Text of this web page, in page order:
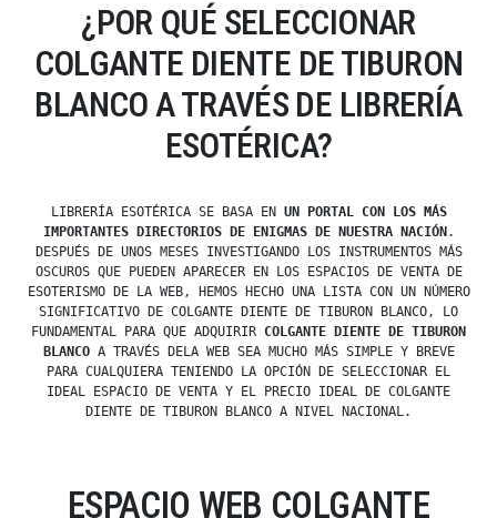
¿POR QUÉ SELECCIONAR
COLGANTE DIENTE DE TIBURON
BLANCO A TRAVÉS DE LIBRERÍA
ESOTÉRICA?
LIBRERÍA ESOTÉRICA SE BASA EN UN PORTAL CON LOS MÁS
IMPORTANTES DIRECTORIOS DE ENIGMAS DE NUESTRA NACIÓN.
DESPUÉS DE UNOS MESES INVESTIGANDO LOS INSTRUMENTOS MÁS
OSCUROS QUE PUEDEN APARECER EN LOS ESPACIOS DE VENTA DE
ESOTERISMO DE LA WEB, HEMOS HECHO UNA LISTA CON UN NÚMERO
SIGNIFICATIVO DE COLGANTE DIENTE DE TIBURON BLANCO, LO
FUNDAMENTAL PARA QUE ADQUIRIR COLGANTE DIENTE DE TIBURON
BLANCOA TRAVÉS DELA WEB SEA MUCHO MÁS SIMPLE Y BREVE
PARA CUALQUIERA TENIENDO LA OPCIÓN DE SELECCIONAR EL
IDEAL ESPACIO DE VENTA Y EL PRECIO IDEAL DE COLGANTE
DIENTE DE TIBURON BLANCO A NIVEL NACIONAL.
ESPACIO WEB COLGANTE